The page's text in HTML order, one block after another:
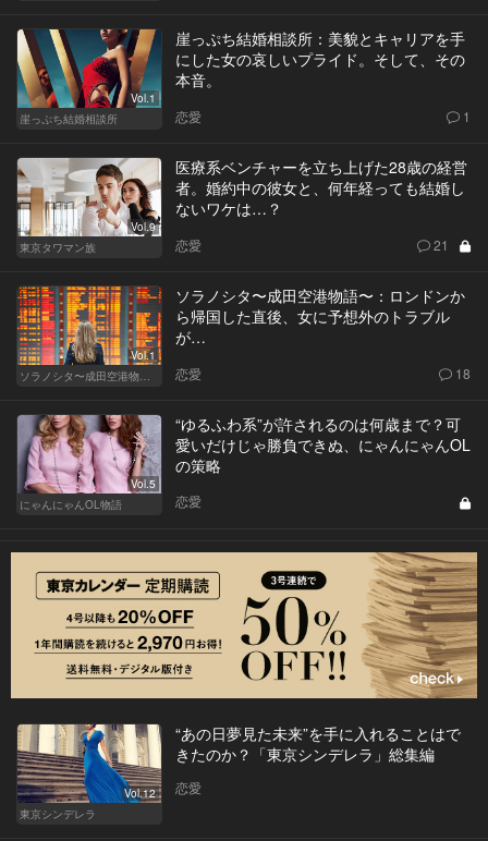
Vol.1
崖っぷち結婚相談所
崖っぷち結婚相談所：美貌とキャリアを手
にした女の哀しいプライド。そして、その
本音。
恋愛 1
Vol.9
東京タワマン族
医療系ベンチャーを立ち上げた28歳の経営
者。婚約中の彼女と、何年経っても結婚し
ないワケは…？
恋愛 21
Vol.1
ソラノシタ〜成田空港物語〜
ソラノシタ〜成田空港物語〜：ロンドンか
ら帰国した直後、女に予想外のトラブル
が…
恋愛 18
Vol.5
にゃんにゃんOL物語
“ゆるふわ系”が許されるのは何歳まで？可
愛いだけじゃ勝負できぬ、にゃんにゃんOL
の策略
恋愛
Vol.12
東京シンデレラ
“あの日夢見た未来”を手に入れることはで
きたのか？「東京シンデレラ」総集編
恋愛